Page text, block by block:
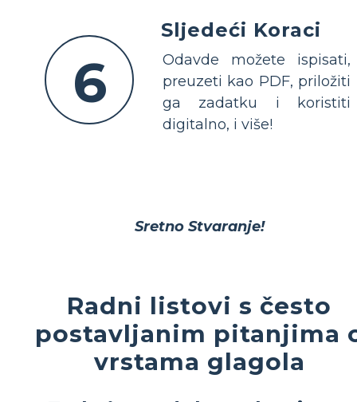
6
Sljedeći Koraci
Odavde možete ispisati,
preuzeti kao PDF, priložiti
ga zadatku i koristiti
digitalno, i više!
Sretno Stvaranje!
Radni listovi s često
postavljanim pitanjima
vrstama glagola